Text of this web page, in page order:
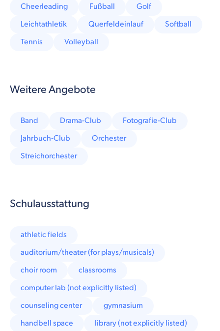
Cheerleading
Fußball
Golf
Leichtathletik
Querfeldeinlauf
Softball
Tennis
Volleyball
Weitere Angebote
Band Drama-Club
Fotografie-Club
Jahrbuch-Club
Orchester
Streichorchester
Schulausstattung
athletic fields
auditorium/theater (for plays/musicals)
choir room
classrooms
computer lab (not explicitly listed)
counseling center
gymnasium
handbell space
library (not explicitly listed)